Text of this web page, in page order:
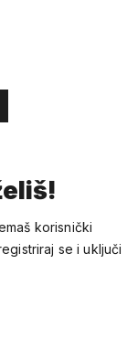
korisnički
se i uključi